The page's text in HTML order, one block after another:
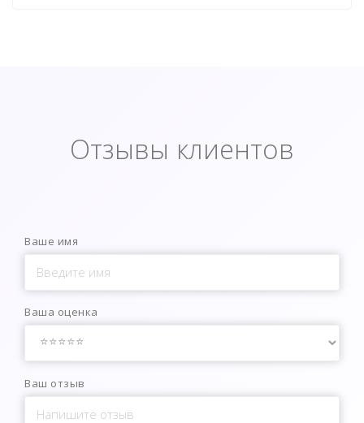
Отзывы клиентов
Ваше имя
Ваша оценка
Ваш отзыв